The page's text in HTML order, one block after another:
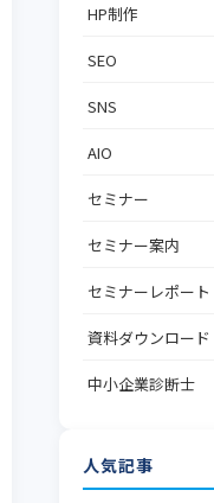
HP制作
SEO
SNS
AIO
セミナー
セミナー案内
セミナーレポート
資料ダウンロード
中小企業診断士
人気記事